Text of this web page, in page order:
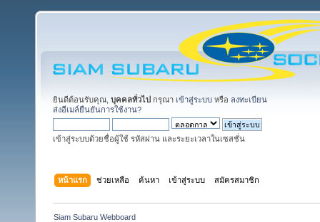
ยินดีต้อนรับคุณ, บุคคลทั่วไป กรุณา เข้าสู่ระบบ หรือ ลงทะเบียน
ส่งอีเมล์ยืนยันการใช้งาน?
เข้าสู่ระบบด้วยชื่อผู้ใช้ รหัสผ่าน และระยะเวลาในเซสชั่น
หน้าแรก ช่วยเหลือ ค้นหา เข้าสู่ระบบ สมัครสมาชิก
Siam Subaru Webboard